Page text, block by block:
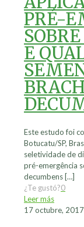
PRÉ-
E
Este estudo foi
Botucatu/SP,
seletividade de
pré-emergência
decumbens […]
¿Te gustó?0
Leer más
17 octubre, 2017